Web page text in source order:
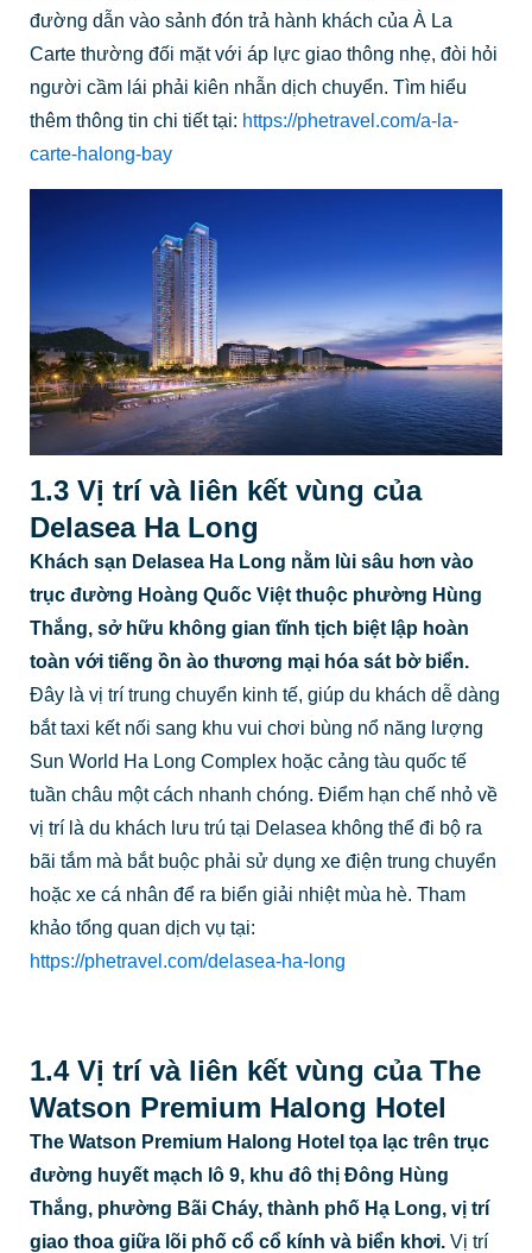
đường dẫn vào sảnh đón trả hành khách của À La
Carte thường đối mặt với áp lực giao thông nhẹ, đòi hỏi
người cầm lái phải kiên nhẫn dịch chuyển. Tìm hiểu
thêm thông tin chi tiết tại: https://phetravel.com/a-la-
carte-halong-bay
1.3 Vị trí và liên kết vùng của
Delasea Ha Long
Khách sạn Delasea Ha Long nằm lùi sâu hơn vào
trục đường Hoàng Quốc Việt thuộc phường Hùng
Thắng, sở hữu không gian tĩnh tịch biệt lập hoàn
toàn với tiếng ồn ào thương mại hóa sát bờ biển.
Đây là vị trí trung chuyển kinh tế, giúp du khách dễ dàng
bắt taxi kết nối sang khu vui chơi bùng nổ năng lượng
Sun World Ha Long Complex hoặc cảng tàu quốc tế
tuần châu một cách nhanh chóng. Điểm hạn chế nhỏ về
vị trí là du khách lưu trú tại Delasea không thể đi bộ ra
bãi tắm mà bắt buộc phải sử dụng xe điện trung chuyển
hoặc xe cá nhân để ra biển giải nhiệt mùa hè. Tham
khảo tổng quan dịch vụ tại:
https://phetravel.com/delasea-ha-long
1.4 Vị trí và liên kết vùng của The
Watson Premium Halong Hotel
The Watson Premium Halong Hotel tọa lạc trên trục
đường huyết mạch lô 9, khu đô thị Đông Hùng
Thắng, phường Bãi Cháy, thành phố Hạ Long, vị trí
giao thoa giữa lõi phố cổ cổ kính và biển khơi.Vị trí